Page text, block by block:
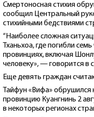
Смертоносная стихия
сообщил Центральный
стихийными бедствиями
“Наиболее сложная
Тханьхоа, где погибли
провинциях, включая
человеку», — говорится в
Еще девять граждан
Тайфун «Вифа» обрушился
провинцию Куангнинь 2
в некоторых регионах